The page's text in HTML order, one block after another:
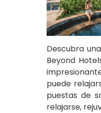
Descubra
Beyond
puede
puestas de
relajarse,